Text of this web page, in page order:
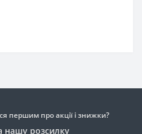
першим про акції і знижки?
нашу розсилку